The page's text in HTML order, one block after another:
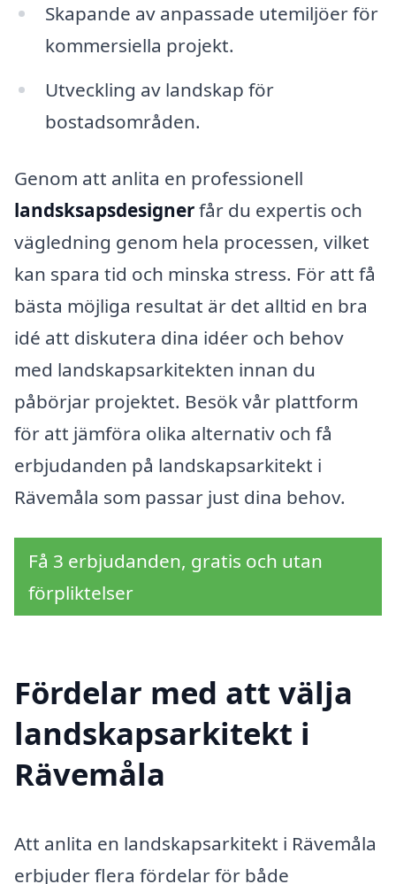
Skapande av anpassade utemiljöer för
kommersiella projekt.
Utveckling av landskap för
bostadsområden.
Genom att anlita en professionell
landsksapsdesignerfår du expertis och
vägledning genom hela processen, vilket
kan spara tid och minska stress. För att få
bästa möjliga resultat är det alltid en bra
idé att diskutera dina idéer och behov
med landskapsarkitekten innan du
påbörjar projektet. Besök vår plattform
för att jämföra olika alternativ och få
erbjudanden på landskapsarkitekt i
Rävemåla som passar just dina behov.
Få 3 erbjudanden, gratis och utan
förpliktelser
Fördelar med att välja
landskapsarkitekt i
Rävemåla
Att anlita en landskapsarkitekt i Rävemåla
erbjuder flera fördelar för både